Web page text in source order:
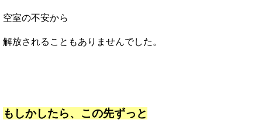
空室の不安から
解放されることもありませんでした。
もしかしたら、この先ずっと